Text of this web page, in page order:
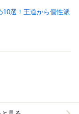
選！王道から個性派